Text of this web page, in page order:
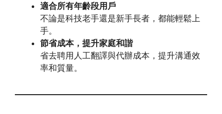
適合所有年齡段用戶
不論是科技老手還是新手長者，都能輕鬆上
手。
節省成本，提升家庭和諧
省去聘用人工翻譯與代辦成本，提升溝通效
率和質量。